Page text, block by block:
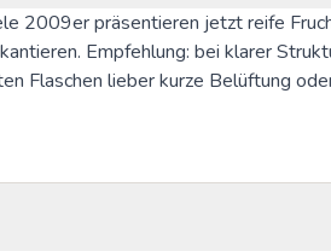
2009er präsentieren jetzt reife
Empfehlung: bei klarer
Flaschen lieber kurze Belüftung